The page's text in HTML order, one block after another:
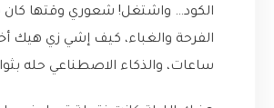
الكود… واشتغل! شعوري وقتها كان
الفرحة والغباء، كيف إشي زي هيك
ساعات، والذكاء الاصطناعي حله